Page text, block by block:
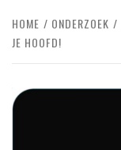
HOME ONDERZOEK
JE HOOFD!